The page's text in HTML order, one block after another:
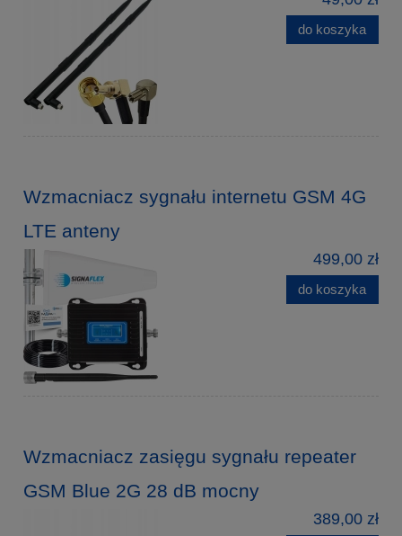
do koszyka
Wzmacniacz sygnału internetu GSM 4G
LTE anteny
499,00 zł
do koszyka
Wzmacniacz zasięgu sygnału repeater
GSM Blue 2G 28 dB mocny
389,00 zł